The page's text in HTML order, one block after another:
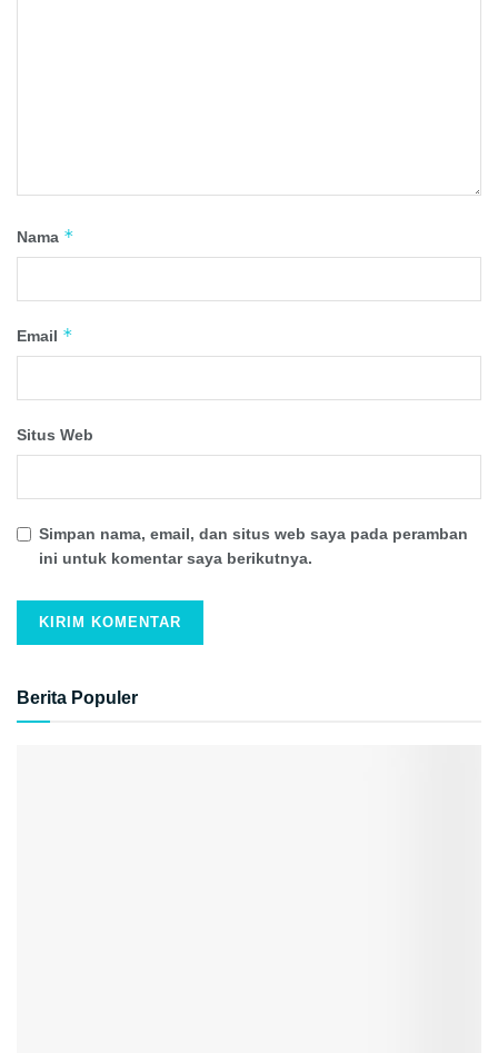
Nama *
Email *
Situs Web
Simpan nama, email, dan situs web saya pada peramban
ini untuk komentar saya berikutnya.
Berita Populer